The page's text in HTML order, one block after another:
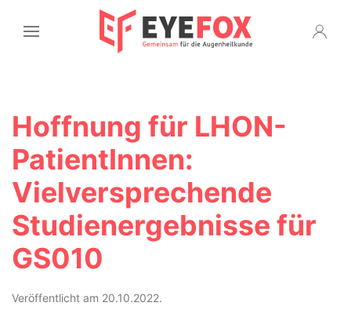
Hoffnung für LHON-
PatientInnen:
Vielversprechende
Studienergebnisse für
GS010
Veröffentlicht am 20.10.2022.